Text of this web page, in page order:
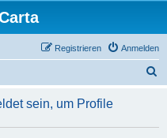
Anmelden
Registrieren
h
sein, um Profile